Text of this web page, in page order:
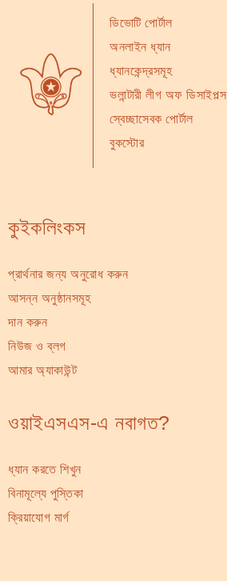
ডিভোটি পোর্টাল
অনলাইন ধ্যান
ধ্যানকেন্দ্রসমূহ
ভলান্টারী লীগ অফ ডিসাইপল্স
স্বেচ্ছাসেবক পোর্টাল
বুকস্টোর
কুইকলিংকস
প্রার্থনার জন্য অনুরোধ করুন
আসন্ন অনুষ্ঠানসমূহ
দান করুন
নিউজ ও ব্লগ
আমার অ্যাকাউন্ট
ওয়াইএসএস-এ নবাগত?
ধ্যান করতে শিখুন
বিনামূল্যে পুস্তিকা
ক্রিয়াযোগ মার্গ